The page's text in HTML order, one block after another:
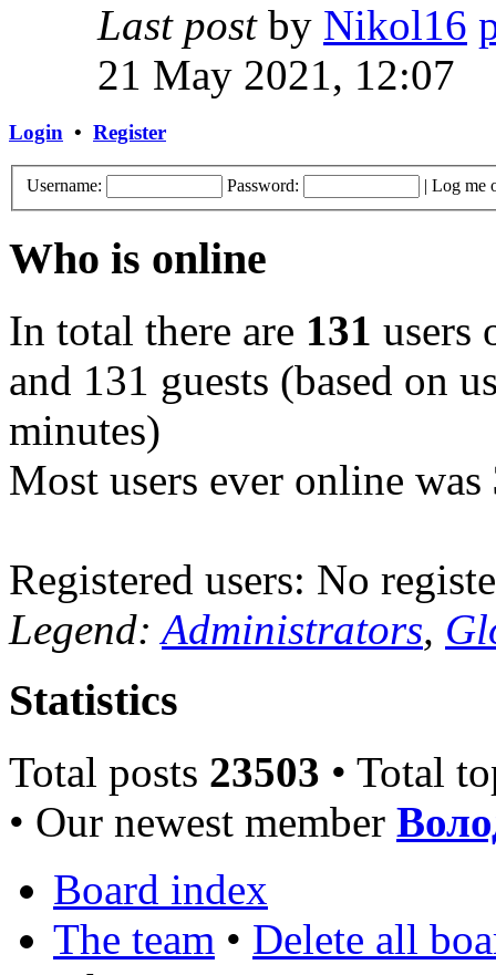
Last postby Nikol16
21 May 2021, 12:07
Login • Register
Username: Password: | Log me
Who is online
In total there are 131 users
and 131 guests (based on
minutes)
Most users ever online was
Registered users: No
Legend: Administrators,
Statistics
Total posts 23503 • Total
• Our newest member
Board index
The team • Delete all